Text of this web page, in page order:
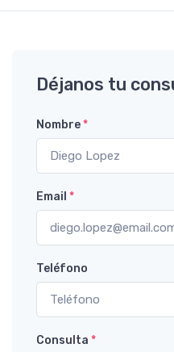
Déjanos tu
Nombre*
Email *
Teléfono
Consulta *